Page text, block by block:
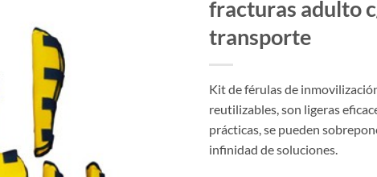
fracturas adulto
transporte
Kit de férulas de
reutilizables, son ligeras
prácticas, se pueden
infinidad de soluciones.